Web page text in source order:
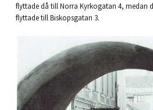
flyttade då till Norra Kyrkogatan 4, medan
flyttade till Biskopsgatan 3.